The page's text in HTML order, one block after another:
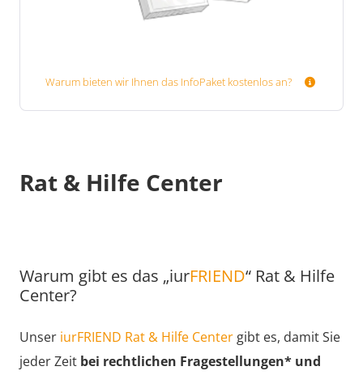
Warum bieten wir Ihnen das InfoPaket kostenlos an?
Rat & Hilfe Center
Warum gibt es das „iurFRIEND“ Rat & Hilfe
Center?
Unser iurFRIEND Rat & Hilfe Center gibt es, damit Sie
jeder Zeit bei rechtlichen Fragestellungen* und